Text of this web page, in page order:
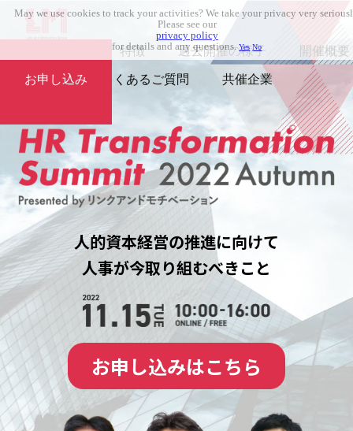
特徴 過去開催の様子 開催概要
よくあるご質問 共催企業
お申し込み
人的資本経営の推進に向けて
人事が今取り組むべきこと
お申し込みはこちら
May we use cookies to track your activities? We take your privacy very
Please see our
privacy policy
for details and any questions.Yes No